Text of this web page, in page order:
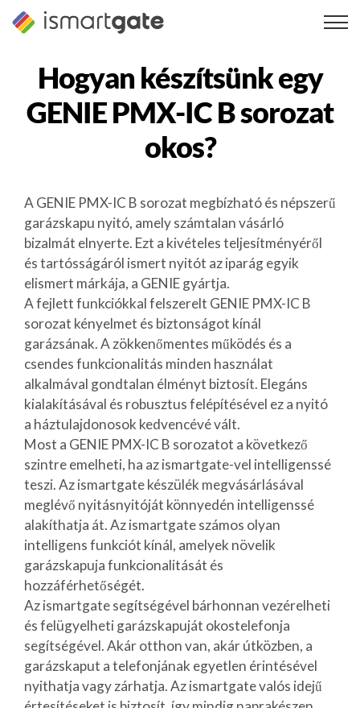
Ugrás
Hogyan készítsünk egy
GENIE PMX-IC B sorozat
okos?
A GENIE PMX-IC B sorozat megbízható és népszerű
garázskapu nyitó, amely számtalan vásárló
bizalmát elnyerte. Ezt a kivételes teljesítményéről
és tartósságáról ismert nyitót az iparág egyik
elismert márkája, a GENIE gyártja.
A fejlett funkciókkal felszerelt GENIE PMX-IC B
sorozat kényelmet és biztonságot kínál
garázsának. A zökkenőmentes működés és a
csendes funkcionalitás minden használat
alkalmával gondtalan élményt biztosít. Elegáns
kialakításával és robusztus felépítésével ez a nyitó
a háztulajdonosok kedvencévé vált.
Most a GENIE PMX-IC B sorozatot a következő
szintre emelheti, ha az ismartgate-vel intelligenssé
teszi. Az ismartgate készülék megvásárlásával
meglévő nyitásnyitóját könnyedén intelligenssé
alakíthatja át. Az ismartgate számos olyan
intelligens funkciót kínál, amelyek növelik
garázskapuja funkcionalitását és
hozzáférhetőségét.
Az ismartgate segítségével bárhonnan vezérelheti
és felügyelheti garázskapuját okostelefonja
segítségével. Akár otthon van, akár útközben, a
garázskaput a telefonjának egyetlen érintésével
nyithatja vagy zárhatja. Az ismartgate valós idejű